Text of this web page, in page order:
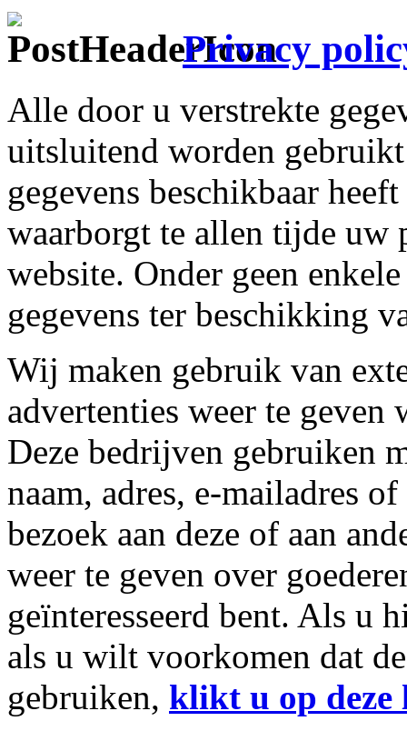
Privacy
Alle door u verstrekte
uitsluitend worden
gegevens beschikbaar
waarborgt te allen tijde uw
website. Onder geen
gegevens ter beschikking
Wij maken gebruik van
advertenties weer te geven
Deze bedrijven gebruiken
naam, adres, e-mailadres
bezoek aan deze of aan
weer te geven over
geïnteresseerd bent. Als u
als u wilt voorkomen dat
gebruiken, klikt u op deze